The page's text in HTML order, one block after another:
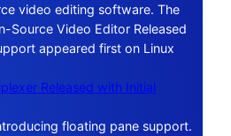
video editing software. The
Source Video Editor Released
appeared first on Linux
Released with Initial
floating pane support.